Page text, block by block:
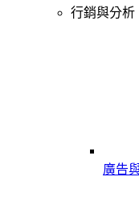
行銷與分析
廣告